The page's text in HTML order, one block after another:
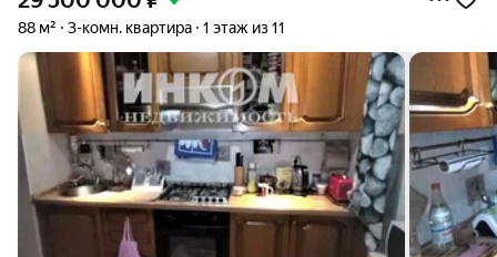
88 м² 3-комн. квартира 1 этаж из 11